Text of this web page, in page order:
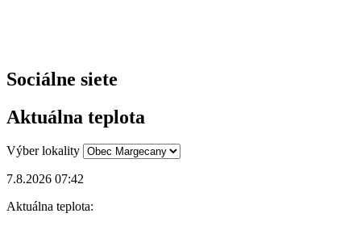
Sociálne siete
Aktuálna teplota
Výber lokality
7.8.2026 07:42
Aktuálna teplota: